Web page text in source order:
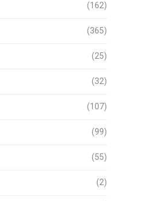
(162)
(365)
(25)
(32)
(107)
(99)
(55)
(2)